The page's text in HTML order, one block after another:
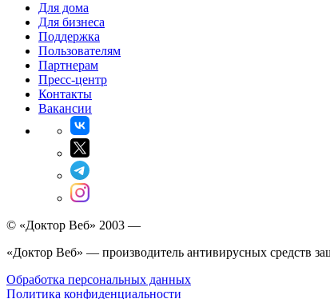
Для дома
Для бизнеса
Поддержка
Пользователям
Партнерам
Пресс-центр
Контакты
Вакансии
© «Доктор Веб» 2003 —
«Доктор Веб» — производитель антивирусных средств
Обработка персональных данных
Политика конфиденциальности